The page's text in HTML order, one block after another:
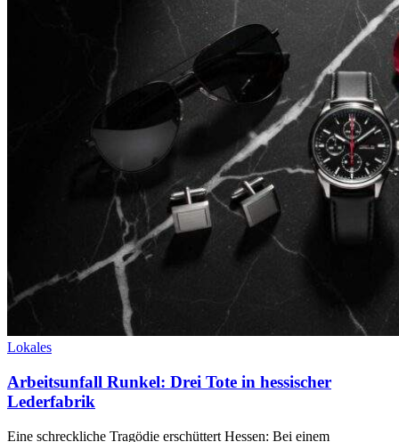
Lokales
Arbeitsunfall Runkel: Drei Tote in hessischer
Lederfabrik
Eine schreckliche Tragödie erschüttert Hessen: Bei einem